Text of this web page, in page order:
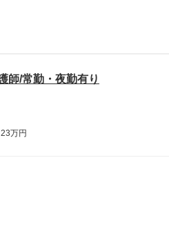
師/常勤・夜勤有り
万円